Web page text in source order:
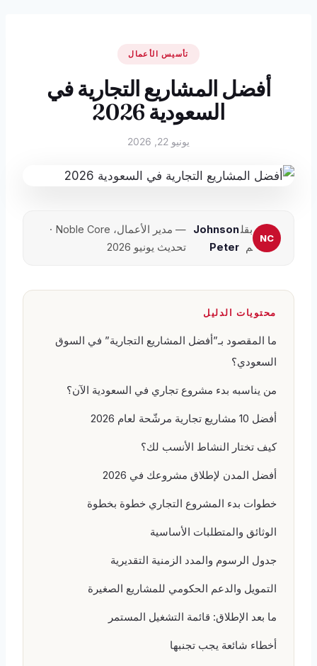
تأسيس الأعمال
أفضل المشاريع التجارية في
السعودية 2026
يونيو 22, 2026
بقل
م
Johnson
Peter
— مدير الأعمال، Noble Core ·
تحديث يونيو 2026
محتويات الدليل
ما المقصود بـ”أفضل المشاريع التجارية” في السوق
السعودي؟
من يناسبه بدء مشروع تجاري في السعودية الآن؟
أفضل 10 مشاريع تجارية مرشّحة لعام 2026
كيف تختار النشاط الأنسب لك؟
أفضل المدن لإطلاق مشروعك في 2026
خطوات بدء المشروع التجاري خطوة بخطوة
الوثائق والمتطلبات الأساسية
جدول الرسوم والمدد الزمنية التقديرية
التمويل والدعم الحكومي للمشاريع الصغيرة
ما بعد الإطلاق: قائمة التشغيل المستمر
أخطاء شائعة يجب تجنبها